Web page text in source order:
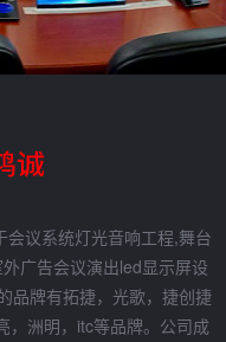
议系统灯光音响工程,舞台
广告会议演出led显示屏设
品牌有拓捷，光歌，捷创捷
，洲明，itc等品牌。公司成